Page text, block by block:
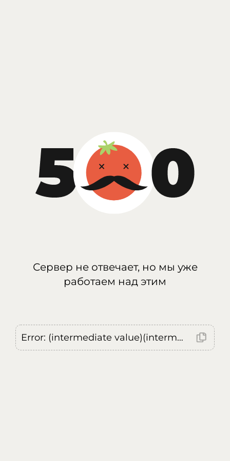
Сервер не отвечает, но мы уже
работаем над этим
Error: (intermediate value)(intermediate value)(intermediate value).replaceAll is not a function